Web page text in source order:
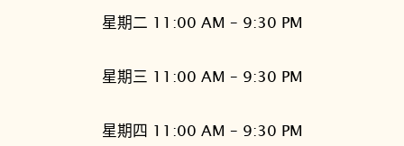
星期二 11:00 AM – 9:30 PM
星期三 11:00 AM – 9:30 PM
星期四 11:00 AM – 9:30 PM